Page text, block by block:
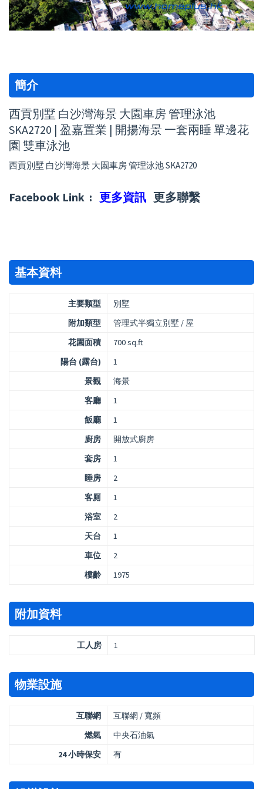
簡介
西貢別墅 白沙灣海景 大園車房 管理泳池
SKA2720 | 盈嘉置業 | 開揚海景 一套兩睡 單邊花
園 雙車泳池
西貢別墅 白沙灣海景 大園車房 管理泳池 SKA2720
Facebook Link : 更多資訊 更多聯繫
基本資料
主要類型
別墅
附加類型
管理式半獨立別墅 / 屋
花園面積
700 sq.ft
陽台 (露台)
1
景觀
海景
客廳
1
飯廳
1
廚房
開放式廚房
套房
1
睡房
2
客厠
1
浴室
2
天台
1
車位
2
樓齡
1975
附加資料
工人房 1
物業設施
互聯網
互聯網 / 寬頻
燃氣
中央石油氣
24 小時保安
有